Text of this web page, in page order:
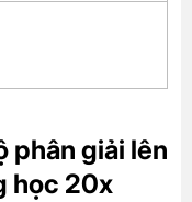
phân giải lên
học 20x